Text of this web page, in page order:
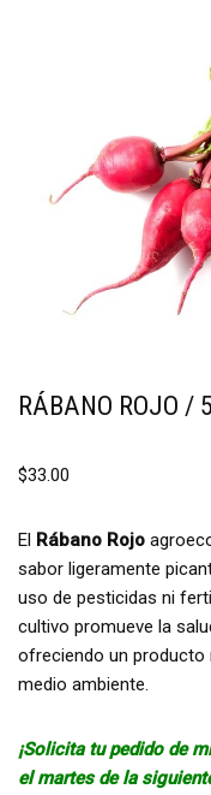
RÁBANO ROJO /
$33.00
El Rábano Rojo
sabor ligeramente
uso de pesticidas ni
cultivo promueve la
ofreciendo un producto
medio ambiente.
¡Solicita tu pedido de
el martes de la